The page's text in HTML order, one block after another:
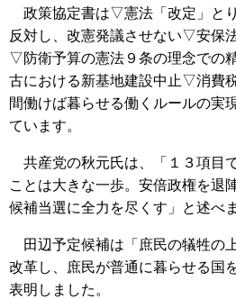
政策協定書は▽憲法「改定」と
反対し、改憲発議させない▽安保
▽防衛予算の憲法９条の理念での
古における新基地建設中止▽消費
間働けば暮らせる働くルールの実
ています。
共産党の秋元氏は、「１３項目
ことは大きな一歩。安倍政権を退
候補当選に全力を尽くす」と述べ
田辺予定候補は「庶民の犠牲の
改革し、庶民が普通に暮らせる国
表明しました。